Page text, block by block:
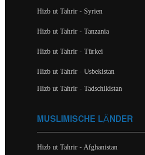
Hizb ut Tahrir - Syrien
Hizb ut Tahrir - Tanzania
Hizb ut Tahrir - Türkei
Hizb ut Tahrir - Usbekistan
Hizb ut Tahrir - Tadschikistan
MUSLIMISCHE LÄNDER
Hizb ut Tahrir - Afghanistan